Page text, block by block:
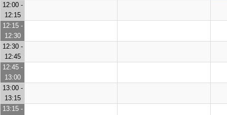
12:00 -
12:15
12:15 -
12:30
12:30 -
12:45
12:45 -
13:00
13:00 -
13:15
13:15 -